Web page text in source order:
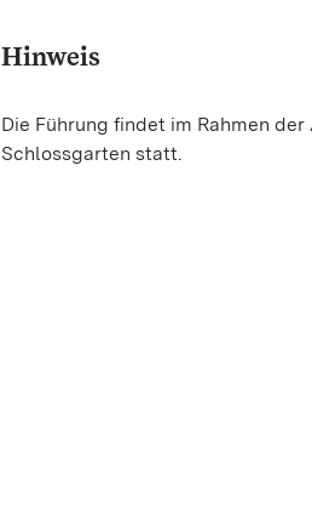
Hinweis
Die Führung findet im Rahmen
Schlossgarten statt.